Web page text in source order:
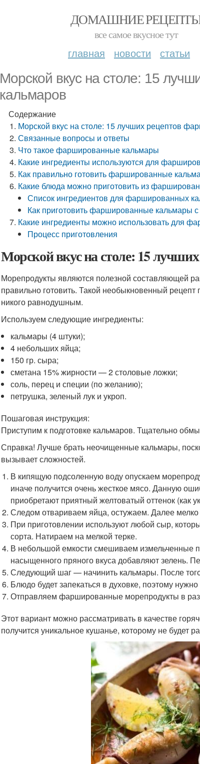
ДОМАШНИЕ
все самое вкусное тут
главная новости статьи
Морской вкус на столе: 15
кальмаров
Содержание
Морской вкус на столе: 15 лучших рецептов
Связанные вопросы и ответы
Что такое фаршированные кальмары
Какие ингредиенты используются для
Как правильно готовить фаршированные
Какие блюда можно приготовить из
Список ингредиентов для фаршированных
Как приготовить фаршированные кальмары
Какие ингредиенты можно использовать для
Процесс приготовления
Морской вкус на столе: 15
Морепродукты являются полезной составляющей
правильно готовить. Такой необыкновенный
никого равнодушным.
Используем следующие ингредиенты:
кальмары (4 штуки);
4 небольших яйца;
150 гр. сыра;
сметана 15% жирности — 2 столовые ложки;
соль, перец и специи (по желанию);
петрушка, зеленый лук и укроп.
Пошаговая инструкция:
Приступим к подготовке кальмаров. Тщательно
Справка! Лучше брать неочищенные кальмары,
вызывает сложностей.
В кипящую подсоленную воду опускаем
иначе получится очень жесткое мясо. Данную
приобретают приятный желтоватый оттенок (как
Следом отвариваем яйца, остужаем. Далее
При приготовлении используют любой сыр,
сорта. Натираем на мелкой терке.
В небольшой емкости смешиваем измельченные
насыщенного пряного вкуса добавляют зелень.
Следующий шаг — начинить кальмары. После
Блюдо будет запекаться в духовке, поэтому
Отправляем фаршированные морепродукты в
Этот вариант можно рассматривать в качестве
получится уникальное кушанье, которому не будет